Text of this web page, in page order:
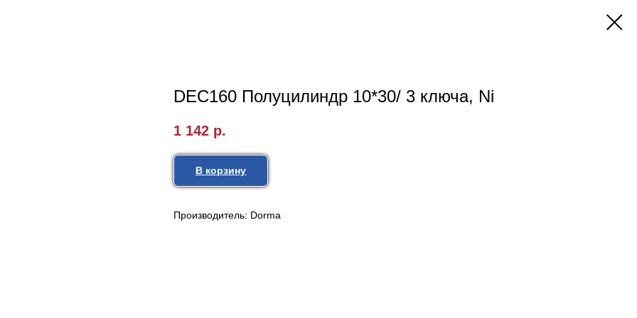
DEC160 Полуцилиндр 10*30/ 3 ключа, Ni
1 142 р.
В корзину
Производитель: Dorma